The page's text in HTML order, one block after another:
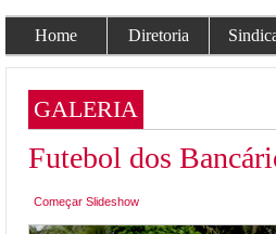
Home Diretoria
GALERIA
Futebol dos
Começar Slideshow